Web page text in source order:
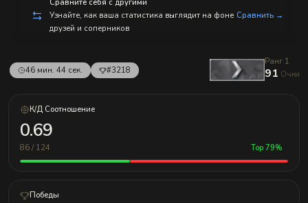
Сравните себя с другими
Узнайте, как ваша статистика выглядит на фоне
друзей и соперников
Сравнить →
46 мин. 44 сек. #3218
Ранг 1
91 Очки
К/Д Соотношение
0.69
86 / 124 Top 79%
Победы
е
н
м!